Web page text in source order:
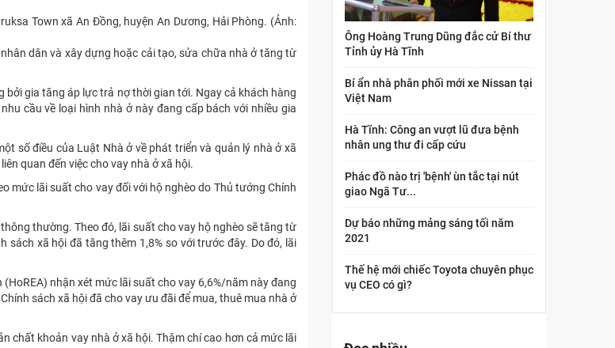
Town xã An Đồng, huyện An Dương, Hải Phòng. (Ảnh:
dân và xây dựng hoặc cải tạo, sửa chữa nhà ở tăng từ
bởi gia tăng áp lực trả nợ thời gian tới. Ngay cả khách hàng
cầu về loại hình nhà ở này đang cấp bách với nhiều gia
số điều của Luật Nhà ở về phát triển và quản lý nhà ở xã
quan đến việc cho vay nhà ở xã hội.
mức lãi suất cho vay đối với hộ nghèo do Thủ tướng Chính
thường. Theo đó, lãi suất cho vay hộ nghèo sẽ tăng từ
sách xã hội đã tăng thêm 1,8% so với trước đây. Do đó, lãi
nhận xét mức lãi suất cho vay 6,6%/năm này đang
sách xã hội đã cho vay ưu đãi để mua, thuê mua nhà ở
chất khoản vay nhà ở xã hội. Thậm chí cao hơn cả mức lãi
Ông Hoàng Trung Dũng đắc cử Bí thư
Tỉnh ủy Hà Tĩnh
Bí ẩn nhà phân phối mới xe Nissan tại
Việt Nam
Hà Tĩnh: Công an vượt lũ đưa bệnh
nhân ung thư đi cấp cứu
Phác đồ nào trị 'bệnh' ùn tắc tại nút
giao Ngã Tư...
Dự báo những mảng sáng tối năm
2021
Thế hệ mới chiếc Toyota chuyên phục
vụ CEO có gì?